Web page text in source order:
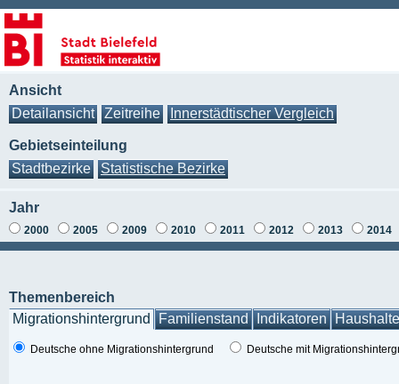
Ansicht
Detailansicht
Zeitreihe Innerstädtischer Vergleich
Gebietseinteilung
Stadtbezirke
Statistische Bezirke
Jahr
2000 2005 2009 2010 2011 2012 2013 2014
Themenbereich
Migrationshintergrund
Familienstand Indikatoren Haushalte
Deutsche ohne Migrationshintergrund Deutsche mit